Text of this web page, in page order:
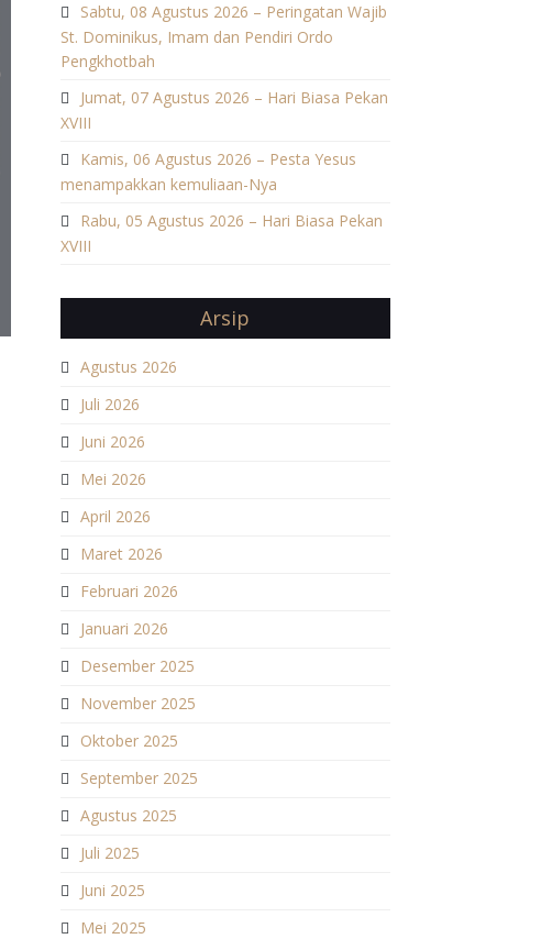
Sabtu, 08 Agustus 2026 – Peringatan Wajib
St. Dominikus, Imam dan Pendiri Ordo
Pengkhotbah
Jumat, 07 Agustus 2026 – Hari Biasa Pekan
XVIII
Kamis, 06 Agustus 2026 – Pesta Yesus
menampakkan kemuliaan-Nya
Rabu, 05 Agustus 2026 – Hari Biasa Pekan
XVIII
Arsip
Agustus 2026
Juli 2026
Juni 2026
Mei 2026
April 2026
Maret 2026
Februari 2026
Januari 2026
Desember 2025
November 2025
Oktober 2025
September 2025
Agustus 2025
Juli 2025
Juni 2025
Mei 2025